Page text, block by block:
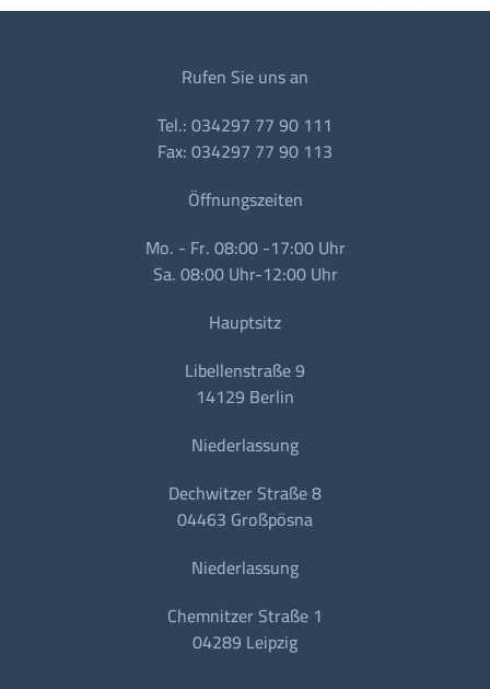
Rufen Sie uns an
Tel.: 034297 77 90 111
Fax: 034297 77 90 113
Öffnungszeiten
Mo. - Fr. 08:00 -17:00 Uhr
Sa. 08:00 Uhr-12:00 Uhr
Hauptsitz
Libellenstraße 9
14129 Berlin
Niederlassung
Dechwitzer Straße 8
04463 Großpösna
Niederlassung
Chemnitzer Straße 1
04289 Leipzig